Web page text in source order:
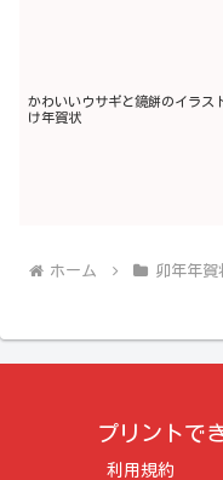
かわいいウサギと鏡餅のイラ
け年賀状
ホーム 卯年年賀
プリントで
利用規約